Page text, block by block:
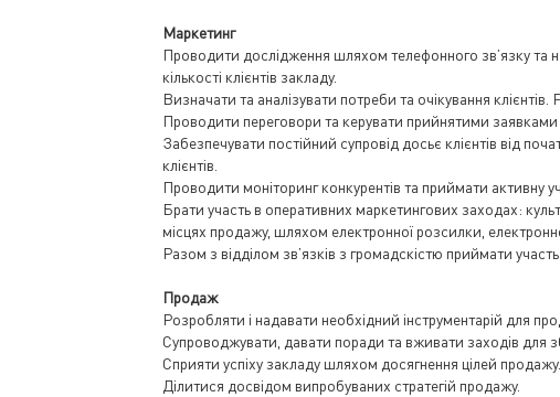
Маркетинг
Проводити дослідження шляхом телефонного зв’язку та
кількості клієнтів закладу.
Визначати та аналізувати потреби та очікування клієнтів.
Проводити переговори та керувати прийнятими
Забезпечувати постійний супровід досьє клієнтів від
клієнтів.
Проводити моніторинг конкурентів та приймати активну
Брати участь в оперативних маркетингових заходах:
місцях продажу, шляхом електронної розсилки,
Разом з відділом зв’язків з громадскістю приймати
Продаж
Розробляти і надавати необхідний інструментарій для
Супроводжувати, давати поради та вживати заходів для
Сприяти успіху закладу шляхом досягнення цілей продажу.
Ділитися досвідом випробуваних стратегій продажу.